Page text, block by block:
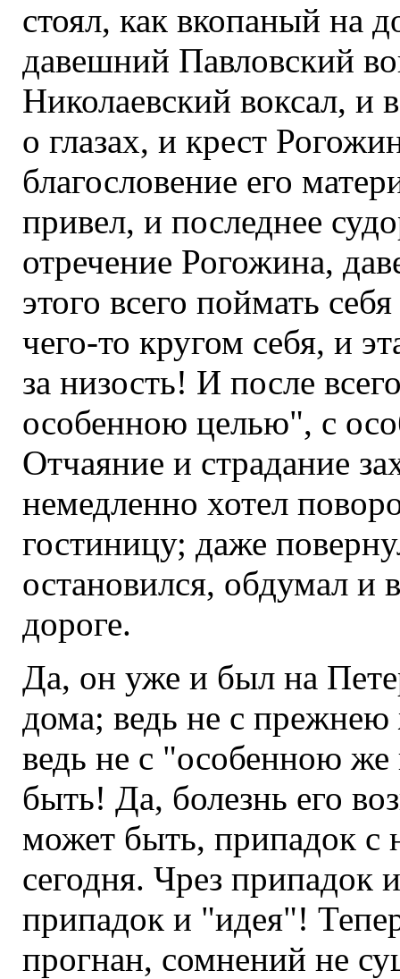
стоял, как вкопаный на
давешний Павловский
Николаевский воксал,
о глазах, и крест
благословение его
привел, и последнее
отречение Рогожина,
этого всего поймать
чего-то кругом себя, и
за низость! И после
особенною целью", с
Отчаяние и страдание
немедленно хотел
гостиницу; даже
остановился, обдумал и
дороге.
Да, он уже и был на
дома; ведь не с прежнею
ведь не с "особенною
быть! Да, болезнь его
может быть, припадок с
сегодня. Чрез припадок
припадок и "идея"!
прогнан, сомнений не